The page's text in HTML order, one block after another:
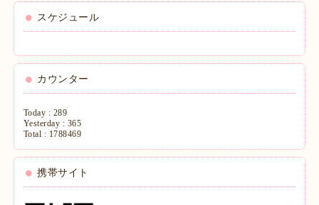
スケジュール
カウンター
Today : 289
Yesterday : 365
Total : 1788469
携帯サイト